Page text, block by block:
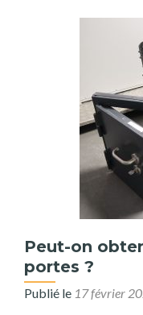
Peut-on
portes ?
Publié le 17 février